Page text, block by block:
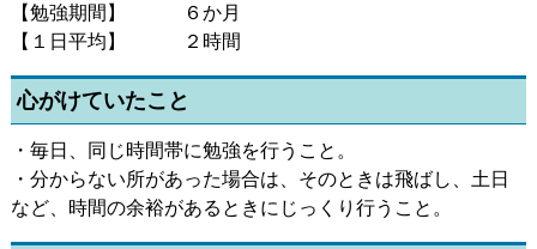
【勉強期間】 ６か月
【１日平均】 ２時間
心がけていたこと
・毎日、同じ時間帯に勉強を行うこと。
・分からない所があった場合は、そのときは飛ばし、土日
など、時間の余裕があるときにじっくり行うこと。